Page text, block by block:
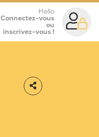
Hello
Connectez-vous
ou
inscrivez-vous !